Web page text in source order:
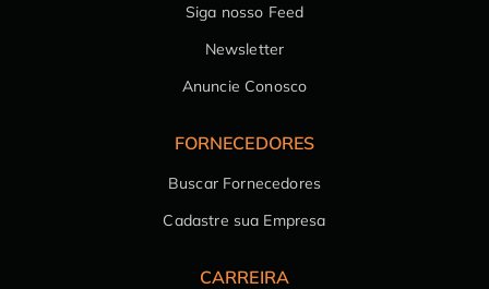
Siga nosso Feed
Newsletter
Anuncie Conosco
FORNECEDORES
Buscar Fornecedores
Cadastre sua Empresa
CARREIRA